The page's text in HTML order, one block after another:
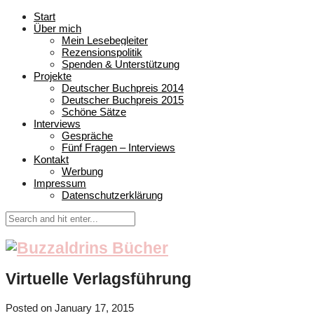
Start
Über mich
Mein Lesebegleiter
Rezensionspolitik
Spenden & Unterstützung
Projekte
Deutscher Buchpreis 2014
Deutscher Buchpreis 2015
Schöne Sätze
Interviews
Gespräche
Fünf Fragen – Interviews
Kontakt
Werbung
Impressum
Datenschutzerklärung
Virtuelle Verlagsführung
Posted on January 17, 2015